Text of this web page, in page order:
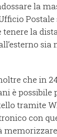
la
Postale
tenere la
sia
che in
è possibile
tramite
con